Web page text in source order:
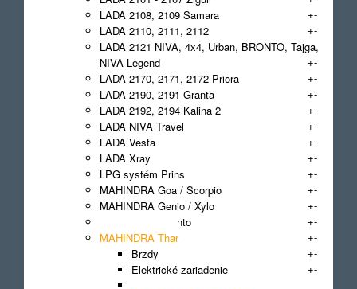
LADA 2108, 2109 Samara
+-
LADA 2110, 2111, 2112
+-
LADA 2121 NIVA, 4x4, Urban, BRONTO, Tajga,
NIVA Legend
+-
LADA 2170, 2171, 2172 Priora
+-
LADA 2190, 2191 Granta
+-
LADA 2192, 2194 Kalina 2
+-
LADA NIVA Travel
+-
LADA Vesta
+-
LADA Xray
+-
LPG systém Prins
+-
MAHINDRA Goa / Scorpio
+-
MAHINDRA Genio / Xylo
+-
MAHINDRA Quanto
+-
MAHINDRA Thar
+-
Brzdy
+-
Elektrické zariadenie
+-